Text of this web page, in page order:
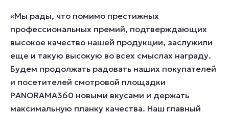
«Мы рады, что помимо престижных
профессиональных премий, подтверждающих
высокое качество нашей продукции, заслужили
еще и такую высокую во всех смыслах награду.
Будем продолжать радовать наших покупателей
и посетителей смотровой площадки
PANORAMA360 новыми вкусами и держать
максимальную планку качества. Наш главный